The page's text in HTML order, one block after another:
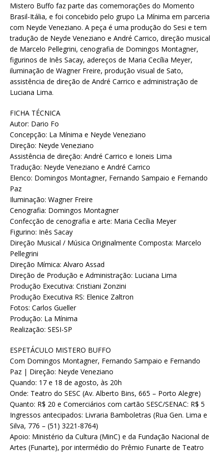
Mistero Buffo faz parte das comemorações do Momento
Brasil-Itália, e foi concebido pelo grupo La Mínima em parceria
com Neyde Veneziano. A peça é uma produção do Sesi e tem
tradução de Neyde Veneziano e André Carrico, direção musical
de Marcelo Pellegrini, cenografia de Domingos Montagner,
figurinos de Inês Sacay, adereços de Maria Cecília Meyer,
iluminação de Wagner Freire, produção visual de Sato,
assistência de direção de André Carrico e administração de
Luciana Lima.
FICHA TÉCNICA
Autor: Dario Fo
Concepção: La Mínima e Neyde Veneziano
Direção: Neyde Veneziano
Assistência de direção: André Carrico e Ioneis Lima
Tradução: Neyde Veneziano e André Carrico
Elenco: Domingos Montagner, Fernando Sampaio e Fernando
Paz
Iluminação: Wagner Freire
Cenografia: Domingos Montagner
Confecção de cenografia e arte: Maria Cecília Meyer
Figurino: Inês Sacay
Direção Musical / Música Originalmente Composta: Marcelo
Pellegrini
Direção Mímica: Alvaro Assad
Direção de Produção e Administração: Luciana Lima
Produção Executiva: Cristiani Zonzini
Produção Executiva RS: Elenice Zaltron
Fotos: Carlos Gueller
Produção: La Mínima
Realização: SESI-SP
ESPETÁCULO MISTERO BUFFO
Com Domingos Montagner, Fernando Sampaio e Fernando
Paz | Direção: Neyde Veneziano
Quando: 17 e 18 de agosto, às 20h
Onde: Teatro do SESC (Av. Alberto Bins, 665 – Porto Alegre)
Quanto: R$ 20 e Comerciários com cartão SESC/SENAC: R$ 5
Ingressos antecipados: Livraria Bamboletras (Rua Gen. Lima e
Silva, 776 – (51) 3221-8764)
Apoio: Ministério da Cultura (MinC) e da Fundação Nacional de
Artes (Funarte), por intermédio do Prêmio Funarte de Teatro